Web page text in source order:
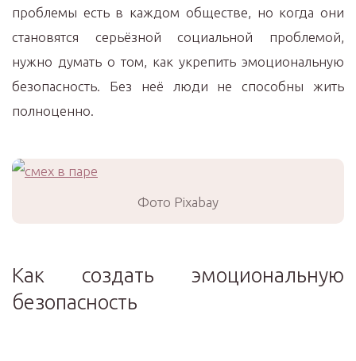
проблемы есть в каждом обществе, но когда они
становятся серьёзной социальной проблемой,
нужно думать о том, как укрепить эмоциональную
безопасность. Без неё люди не способны жить
полноценно.
Фото Pixabay
Как создать эмоциональную
безопасность